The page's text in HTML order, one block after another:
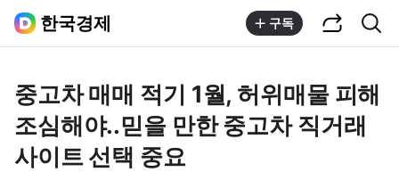
한국경제 구독
중고차 매매 적기 1월, 허위매물 피해
조심해야..믿을 만한 중고차 직거래
사이트 선택 중요